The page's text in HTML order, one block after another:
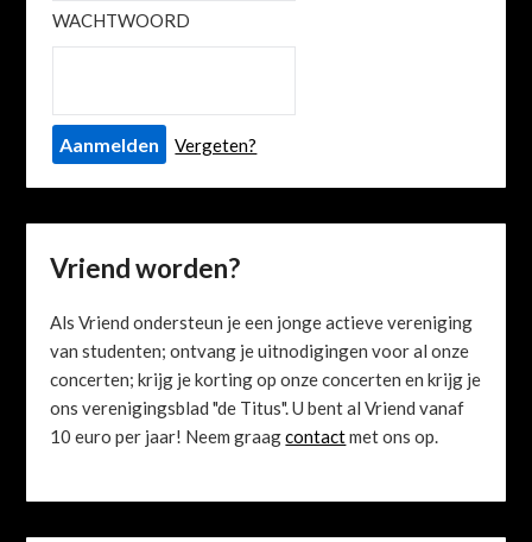
WACHTWOORD
Vergeten?
Vriend worden?
Als Vriend ondersteun je een jonge actieve vereniging
van studenten; ontvang je uitnodigingen voor al onze
concerten; krijg je korting op onze concerten en krijg je
ons verenigingsblad "de Titus". U bent al Vriend vanaf
10 euro per jaar! Neem graagcontactmet ons op.